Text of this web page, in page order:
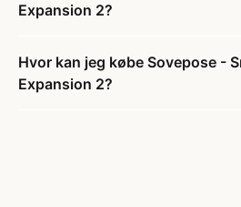
Expansion 2?
Hvor kan jeg købe Sovepose -
Expansion 2?